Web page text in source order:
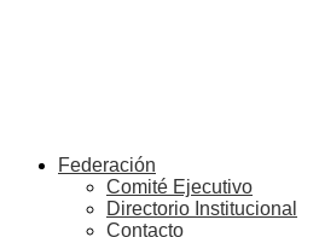
Federación
Comité Ejecutivo
Directorio Institucional
Contacto